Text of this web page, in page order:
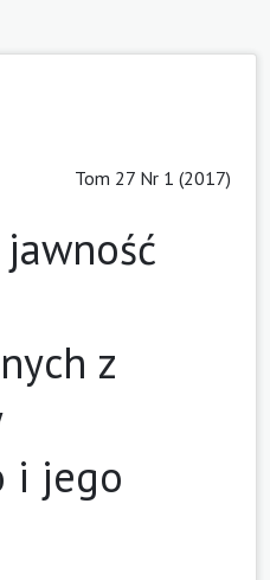
Tom 27 Nr 1 (2017)
z
i jego